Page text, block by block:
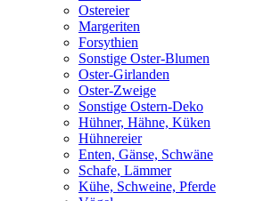
Ostereier
Margeriten
Forsythien
Sonstige Oster-Blumen
Oster-Girlanden
Oster-Zweige
Sonstige Ostern-Deko
Hühner, Hähne, Küken
Hühnereier
Enten, Gänse, Schwäne
Schafe, Lämmer
Kühe, Schweine, Pferde